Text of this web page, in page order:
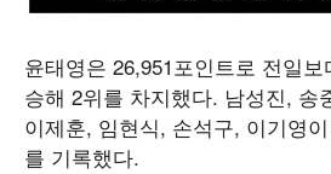
윤태영은 26,951포인트로 전일
승해 2위를 차지했다. 남성진, 송
이제훈, 임현식, 손석구, 이기영
를 기록했다.